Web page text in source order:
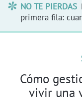
NO TE PIERDAS
primera fila:
Cómo
vivir una